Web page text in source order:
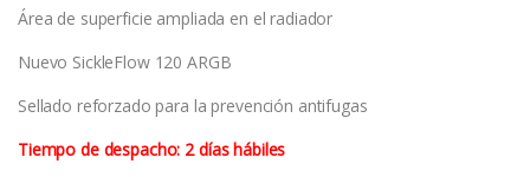
Área de superficie ampliada en el radiador
Nuevo SickleFlow 120 ARGB
Sellado reforzado para la prevención antifugas
Tiempo de despacho: 2 días hábiles